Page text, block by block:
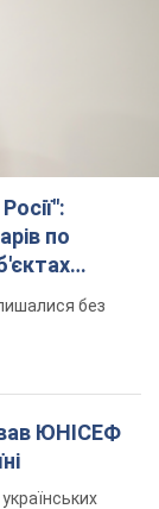
ЮНІСЕФ
і